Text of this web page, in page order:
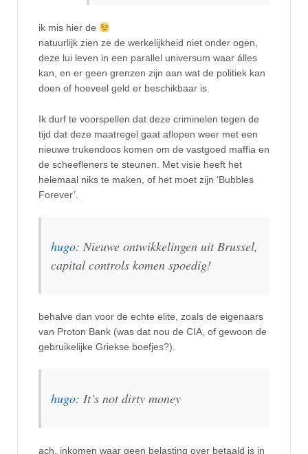
ik mis hier de
natuurlijk zien ze de werkelijkheid niet onder ogen,
deze lui leven in een parallel universum waar álles
kan, en er geen grenzen zijn aan wat de politiek kan
doen of hoeveel geld er beschikbaar is.
Ik durf te voorspellen dat deze criminelen tegen de
tijd dat deze maatregel gaat aflopen weer met een
nieuwe trukendoos komen om de vastgoed maffia en
de scheefleners te steunen. Met visie heeft het
helemaal niks te maken, of het moet zijn ‘Bubbles
Forever’.
hugo: Nieuwe ontwikkelingen uit Brussel,
capital controls komen spoedig!
behalve dan voor de echte elite, zoals de eigenaars
van Proton Bank (was dat nou de CIA, of gewoon de
gebruikelijke Griekse boefjes?).
hugo: It’s not dirty money
ach, inkomen waar geen belasting over betaald is in